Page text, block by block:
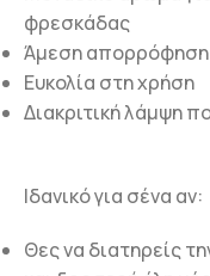
φρεσκάδας
Άμεση απορρόφηση
Ευκολία στη χρήση
Διακριτική λάμψη
Ιδανικό για σένα αν:
Θες να διατηρείς